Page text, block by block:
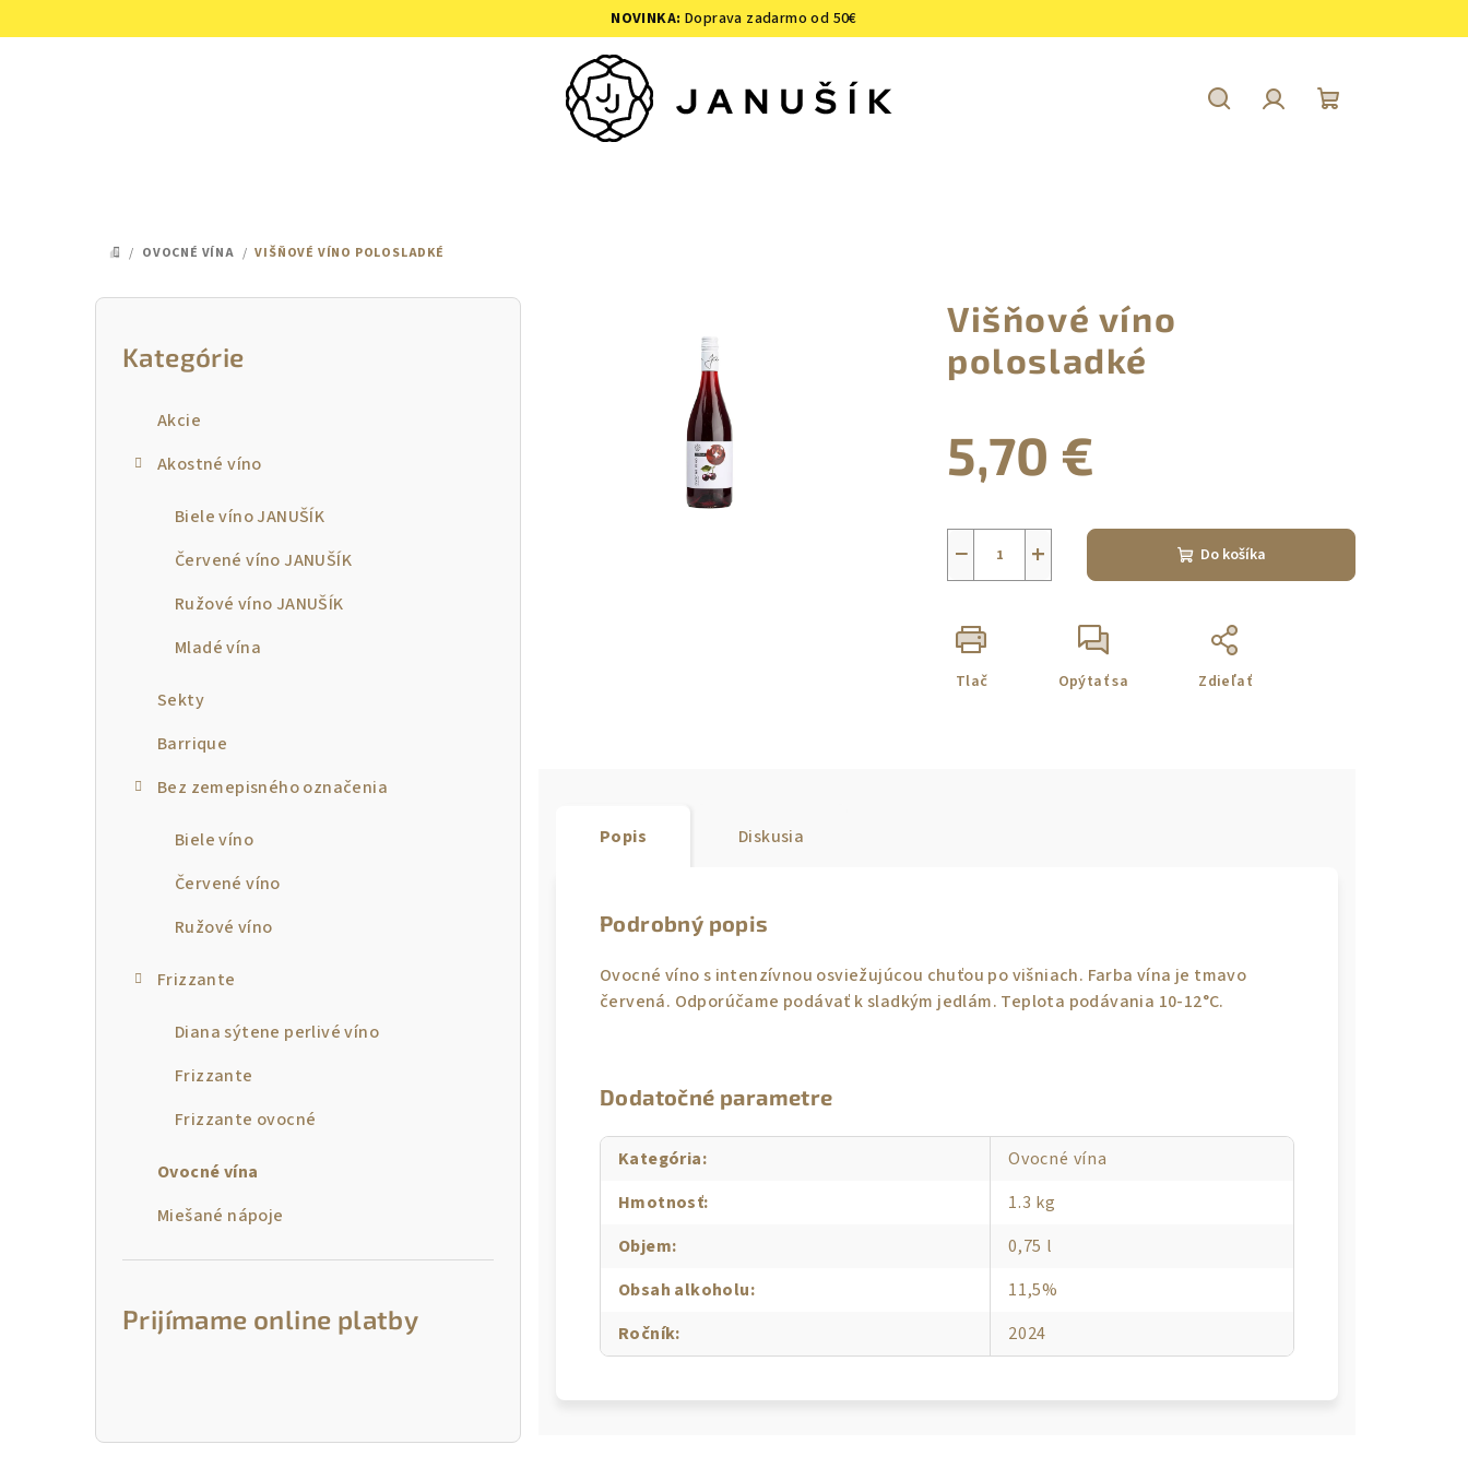
na
NOVINKA: Doprava zadarmo od 50€
DOMOV
/ OVOCNÉ VÍNA / VIŠŇOVÉ VÍNO POLOSLADKÉ
B
Preskočiť
kategórie
Kategórie
Akcie
Akostné víno
Biele víno JANUŠÍK
Červené víno JANUŠÍK
Ružové víno JANUŠÍK
Mladé vína
Sekty
Barrique
Bez zemepisného označenia
Biele víno
Červené víno
Ružové víno
Frizzante
Diana sýtene perlivé víno
Frizzante
Frizzante ovocné
Ovocné vína
Miešané nápoje
Prijímame online platby
Višňové víno
polosladké
5,70 €
cena:
+
− Do košíka
Tlač Opýtať sa Zdieľať
Popis Diskusia
Podrobný popis
Ovocné víno s intenzívnou osviežujúcou chuťou po višniach. Farba vína je tmavo
červená. Odporúčame podávať k sladkým jedlám. Teplota podávania 10-12°C.
Dodatočné parametre
Kategória:
Ovocné vína
Hmotnosť:
1.3 kg
Objem:
0,75 l
Obsah alkoholu:
11,5%
Ročník: 2024